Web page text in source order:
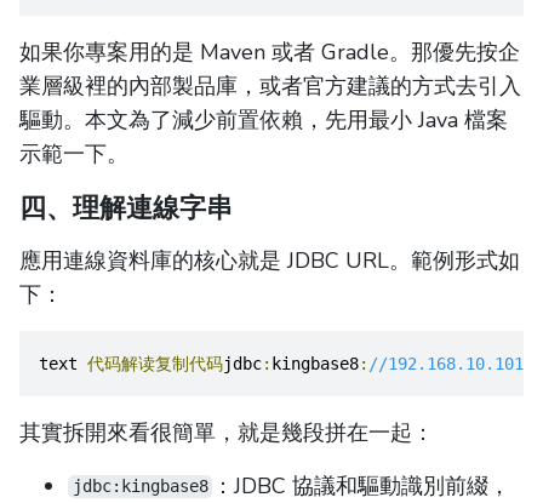
如果你專案用的是 Maven 或者 Gradle。那優先按企
業層級裡的內部製品庫，或者官方建議的方式去引入
驅動。本文為了減少前置依賴，先用最小 Java 檔案
示範一下。
四、理解連線字串
應用連線資料庫的核心就是 JDBC URL。範例形式如
下：
text 代码解读复制代码jdbc: kingbase8: //
其實拆開來看很簡單，就是幾段拼在一起：
jdbc:kingbase8
：JDBC 協議和驅動識別前綴，